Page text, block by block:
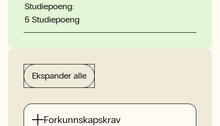
Studiepoeng:
5 Studiepoeng
Ekspander alle
Forkunnskapskrav